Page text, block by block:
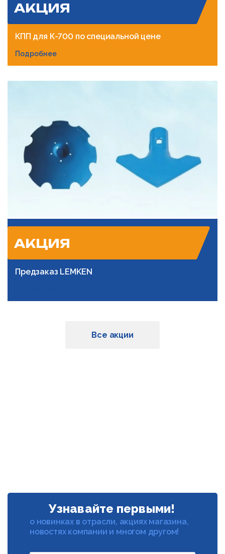
АКЦИЯ
КПП для К-700 по специальной цене
Подробнее
АКЦИЯ
Предзаказ LEMKEN
Все акции
Узнавайте первыми!
о новинках в отрасли, акциях магазина,
новостях компании и многом другом!